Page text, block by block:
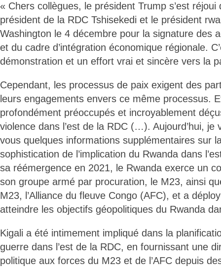
« Chers collègues, le président Trump s’est réjoui
président de la RDC Tshisekedi et le président
Washington le 4 décembre pour la signature des
et du cadre d’intégration économique régionale.
démonstration et un effort vrai et sincère vers la
Cependant, les processus de paix exigent des
leurs engagements envers ce même processus.
profondément préoccupés et incroyablement
violence dans l’est de la RDC (…). Aujourd’hui, je
vous quelques informations supplémentaires sur
sophistication de l’implication du Rwanda dans
sa réémergence en 2021, le Rwanda exerce un
son groupe armé par procuration, le M23, ainsi
M23, l’Alliance du fleuve Congo (AFC), et a
atteindre les objectifs géopolitiques du Rwanda
Kigali a été intimement impliqué dans la
guerre dans l’est de la RDC, en fournissant une
politique aux forces du M23 et de l’AFC depuis